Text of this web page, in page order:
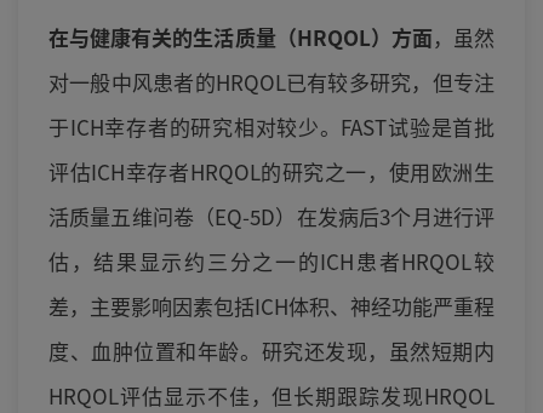
在与健康有关的生活质量（HRQOL）方面，虽然
对一般中风患者的HRQOL已有较多研究，但专注
于ICH幸存者的研究相对较少。FAST试验是首批
评估ICH幸存者HRQOL的研究之一，使用欧洲生
活质量五维问卷（EQ-5D）在发病后3个月进行评
估，结果显示约三分之一的ICH患者HRQOL较
差，主要影响因素包括ICH体积、神经功能严重程
度、血肿位置和年龄。研究还发现，虽然短期内
HRQOL评估显示不佳，但长期跟踪发现HRQOL